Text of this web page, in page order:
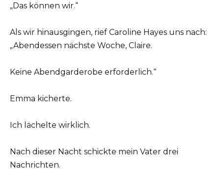
„Das können wir.“
Als wir hinausgingen, rief Caroline Hayes uns nach:
„Abendessen nächste Woche, Claire.
Keine Abendgarderobe erforderlich.“
Emma kicherte.
Ich lächelte wirklich.
Nach dieser Nacht schickte mein Vater drei
Nachrichten.